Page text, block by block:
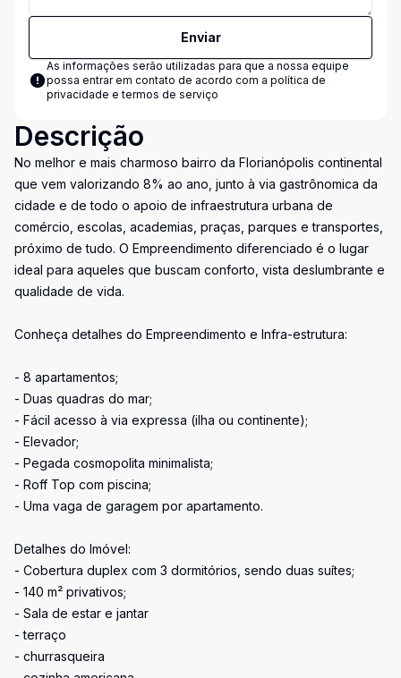
Enviar
As informações serão utilizadas para que a nossa equipe
possa entrar em contato de acordo com a política de
privacidade e termos de serviço
Descrição
No melhor e mais charmoso bairro da Florianópolis continental
que vem valorizando 8% ao ano, junto à via gastrônomica da
cidade e de todo o apoio de infraestrutura urbana de
comércio, escolas, academias, praças, parques e transportes,
próximo de tudo. O Empreendimento diferenciado é o lugar
ideal para aqueles que buscam conforto, vista deslumbrante e
qualidade de vida.
Conheça detalhes do Empreendimento e Infra-estrutura:
- 8 apartamentos;
- Duas quadras do mar;
- Fácil acesso à via expressa (ilha ou continente);
- Elevador;
- Pegada cosmopolita minimalista;
- Roff Top com piscina;
- Uma vaga de garagem por apartamento.
Detalhes do Imóvel:
- Cobertura duplex com 3 dormitórios, sendo duas suítes;
- 140 m² privativos;
- Sala de estar e jantar
- terraço
- churrasqueira